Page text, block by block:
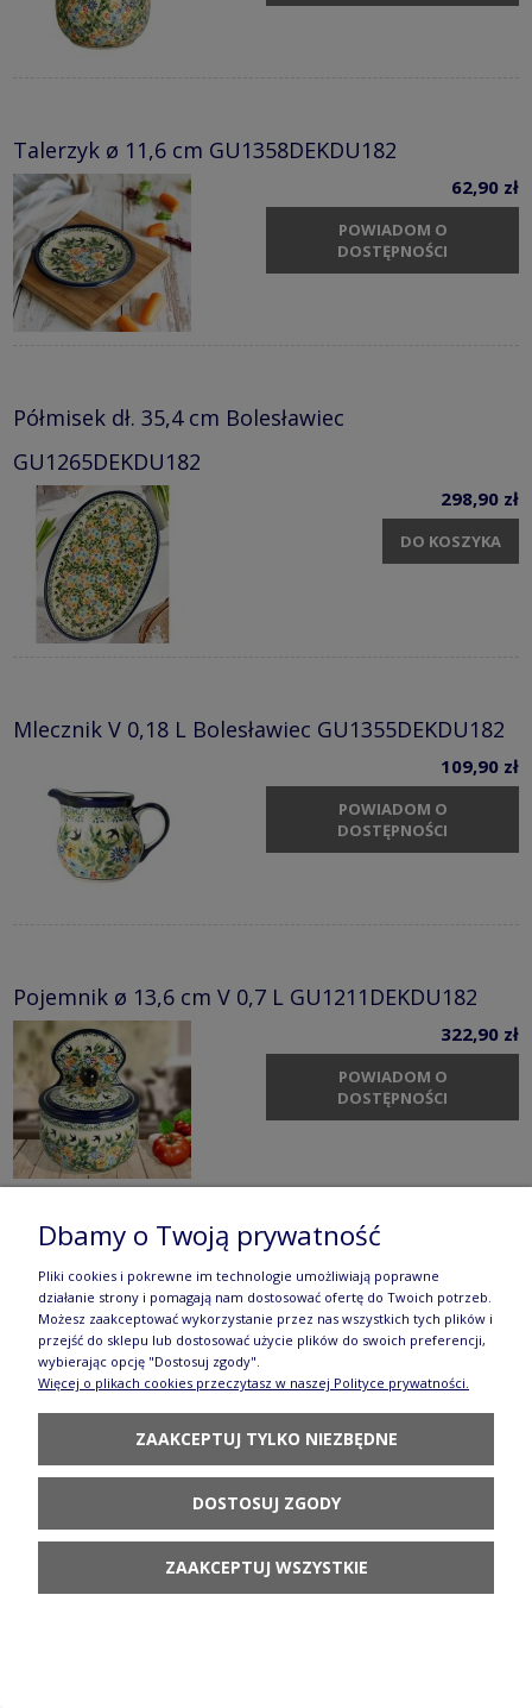
Talerzyk ø 11,6 cm GU1358DEKDU182
62,90 zł
POWIADOM O
DOSTĘPNOŚCI
Półmisek dł. 35,4 cm Bolesławiec
GU1265DEKDU182
298,90 zł
DO KOSZYKA
Mlecznik V 0,18 L Bolesławiec GU1355DEKDU182
109,90 zł
POWIADOM O
DOSTĘPNOŚCI
Pojemnik ø 13,6 cm V 0,7 L GU1211DEKDU182
322,90 zł
POWIADOM O
DOSTĘPNOŚCI
Talerz głęboki ø 22,2 cm V 0,5 L Bolesławiec
GU1002DEKDU182
187,90 zł
DO KOSZYKA
Zegar wiszący 29,7 X 22,3 CM GD1077DEKDU182
Dbamy o Twoją prywatność
Pliki cookies i pokrewne im technologie umożliwiają poprawne
działanie strony i pomagają nam dostosować ofertę do Twoich potrzeb.
Możesz zaakceptować wykorzystanie przez nas wszystkich tych plików i
przejść do sklepu lub dostosować użycie plików do swoich preferencji,
wybierając opcję "Dostosuj zgody".
Więcej o plikach cookies przeczytasz w naszej Polityce prywatności.
ZAAKCEPTUJ TYLKO NIEZBĘDNE
DOSTOSUJ ZGODY
ZAAKCEPTUJ WSZYSTKIE